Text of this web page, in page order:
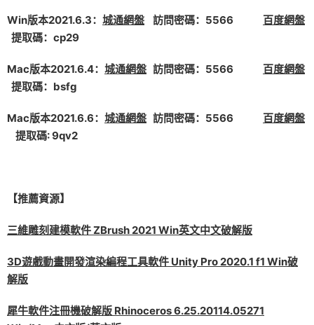
Win版本2021.6.3： 城通網盤 訪問密碼：5566 百度網盤
提取碼：cp29
Mac版本2021.6.4： 城通網盤 訪問密碼：5566 百度網盤
提取碼：bsfg
Mac版本2021.6.6： 城通網盤 訪問密碼：5566 百度網盤
提取碼: 9qv2
【推薦資源】
三維雕刻建模軟件 ZBrush 2021 Win英文中文破解版
3D遊戲動畫開發渲染編程工具軟件 Unity Pro 2020.1 f1 Win破
解版
犀牛軟件注冊機破解版 Rhinoceros 6.25.20114.05271